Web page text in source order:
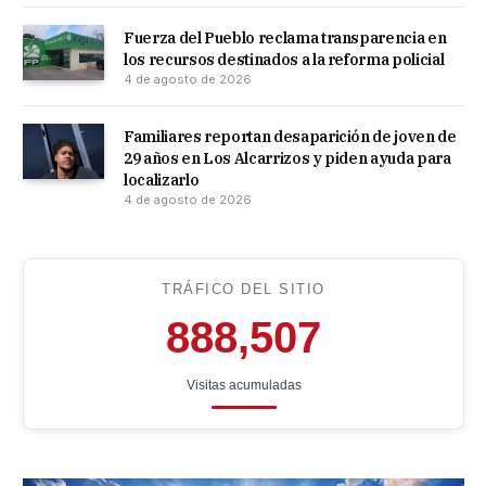
Fuerza del Pueblo reclama transparencia en
los recursos destinados a la reforma policial
4 de agosto de 2026
Familiares reportan desaparición de joven de
29 años en Los Alcarrizos y piden ayuda para
localizarlo
4 de agosto de 2026
TRÁFICO DEL SITIO
888,507
Visitas acumuladas